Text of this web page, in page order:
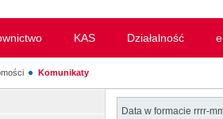
KAS Działalność
Komunikaty
Data w formacie rrrr-